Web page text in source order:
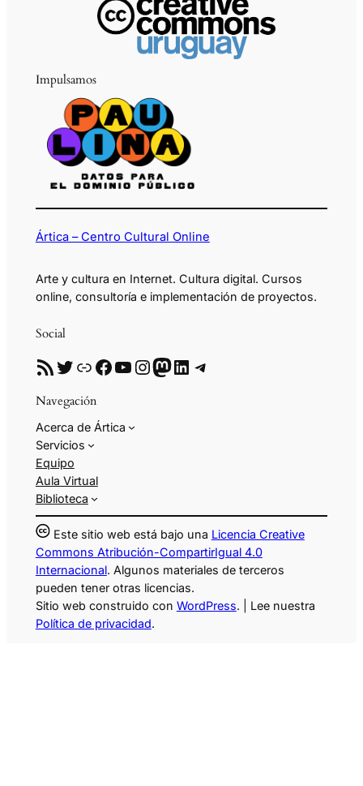
Impulsamos
Ártica – Centro Cultural Online
Arte y cultura en Internet. Cultura digital. Cursos
online, consultoría e implementación de proyectos.
Social
RSS Twitter Enlace Facebook YouTube InstagramMastodon LinkedIn Telegram
Navegación
Acerca de Ártica
Servicios
Equipo
Aula Virtual
Biblioteca
Este sitio web está bajo una Licencia Creative
Commons Atribución-CompartirIgual 4.0
Internacional. Algunos materiales de terceros
pueden tener otras licencias.
Sitio web construido con WordPress. | Lee nuestra
Política de privacidad.